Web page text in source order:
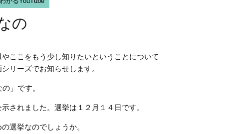
の
ここをもう少し知りたいということについて
リーズでお知らせします。
」です。
されました。選挙は１２月１４日です。
選挙なのでしょうか。